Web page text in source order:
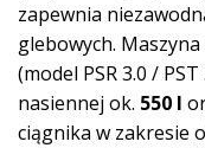
zapewnia
glebowych.
(model PSR 3.0 /
nasiennej ok. 550 l
ciągnika w zakresie